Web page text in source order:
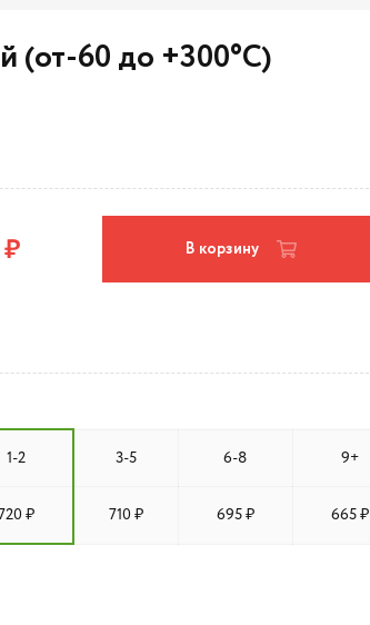
(от-60 до +300°C)
В корзину
1-2 3-5 6-8 9+
720 ₽ 710 ₽ 695 ₽ 665 ₽